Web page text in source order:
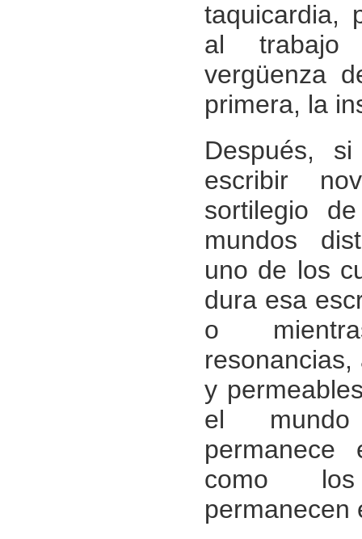
taquicardia,
al
vergüenza
primera, la
Después,
escribir
sortilegio
mundos
uno de los
dura esa
o
y
el
como
permanecen